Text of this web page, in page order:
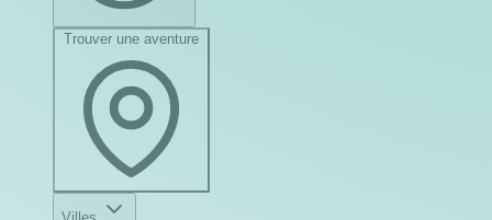
Trouver une aventure